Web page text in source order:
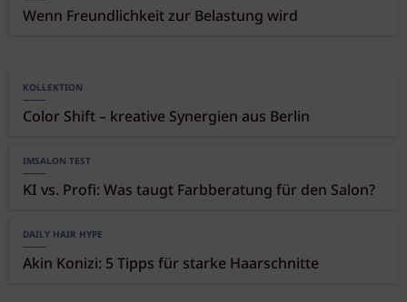
Wenn Freundlichkeit zur Belastung wird
KOLLEKTION
Color Shift – kreative Synergien aus Berlin
IMSALON TEST
KI vs. Profi: Was taugt Farbberatung für den Salon?
DAILY HAIR HYPE
Akin Konizi: 5 Tipps für starke Haarschnitte